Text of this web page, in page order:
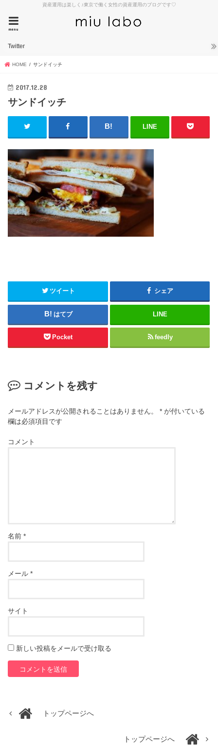
資産運用は楽しく♪東京で働く女性の資産運用のブログです♡
menu
Twitter
HOME サンドイッチ
2017.12.28
サンドイッチ
LINE
ツイート シェア
はてブ LINE
Pocket feedly
コメントを残す
メールアドレスが公開されることはありません。 * が付いている
欄は必須項目です
コメント
名前*
メール*
サイト
新しい投稿をメールで受け取る
トップページへ
トップページへ